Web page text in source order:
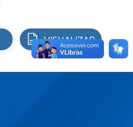
VISUALIZAR